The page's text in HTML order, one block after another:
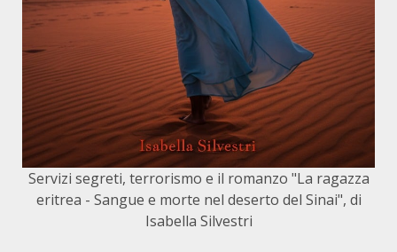
Servizi segreti, terrorismo e il romanzo "La ragazza
eritrea - Sangue e morte nel deserto del Sinai", di
Isabella Silvestri